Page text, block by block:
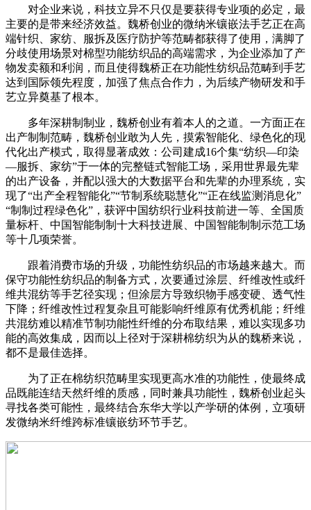
对企业来说，科技立异不只仅是要获得专业项的必定，最
主要的是带来经济效益。魏桥创业的微纳米镶嵌法手艺正在高
端针织、家纺、服拆及医疗防护等范畴都获得了使用，满脚了
分歧使用场景对棉型功能纺织品的高端需求，为企业添加了产
物发卖额和利润，而且使得魏桥正在功能性纺织品范畴到手艺
达到国际领先程度，加强了焦点合作力，为后续产物研发和手
艺立异奠基了根本。
多年深耕制制业，魏桥创业有着本人的之道。一方面正在
出产制制范畴，魏桥创业敢为人先，摸索智能化、绿色化的现
代化出产模式，取得显著成效：公司建成16个集“纺织—印染
—服拆、家纺”于一体的完整链式智能工场，采用世界最先辈
的出产设备，并配以强大的大数据平台和先辈的办理系统，实
现了“出产全程智能化”“节制系统聪慧化”“正在线监测消息化”
“制制过程绿色化”，获评中国纺织行业科技前进一等、全国质
量标杆、中国智能制制十大科技进展、中国智能制制示范工场
等十几项荣誉。
跟着消费市场的升级，功能性纺织品的市场越来越大。而
保守功能性纺织品的制备方式，次要通过涂层、纤维改性或纤
维共混纺等手艺径实现；但涂层方导致织物手感变硬、透气性
下降；纤维改性过程复杂且可能影响纤维原有优秀机能；纤维
共混纺难以精准节制功能性纤维的分布取结果，难以实现多功
能的高效集成，因而以上径对于深耕棉纺织为从的魏桥来说，
都不是最佳选择。
为了正在棉纺织范畴里实现更高水准的功能性，使最终成
品既能连结天然纤维的质感，同时兼具功能性，魏桥创业起头
寻找各类可能性，最终结合东华大学以产学研的体例，立项研
发微纳米纤维跨标准镶嵌纺环节手艺。